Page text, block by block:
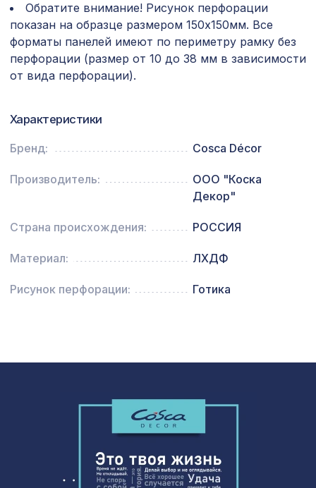
Перфорированная панель КВАДРО
11-45, 1400х780мм, ХДФ, ольха
2118 ₽
Воск мягкий "Дуб белёный" в
блистере
135х85мм, шелковое дерево
Перфорированная панель
Обратите внимание! Рисунок перфорации
показан на образце размером 150х150мм. Все
форматы панелей имеют по периметру рамку без
перфорации (размер от 10 до 38 мм в зависимости
от вида перфорации).
Характеристики
Бренд: Cosca Décor
Производитель:
ООО "Коска
Декор"
Страна происхождения: РОССИЯ
Материал: ЛХДФ
Рисунок перфорации: Готика